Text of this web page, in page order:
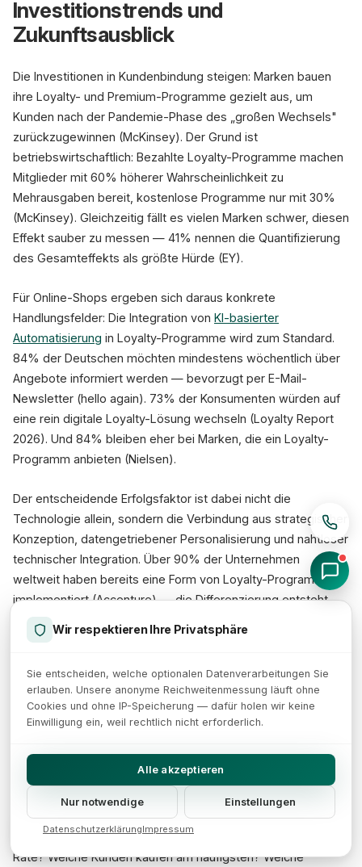
Investitionstrends und
Zukunftsausblick
Die Investitionen in Kundenbindung steigen: Marken bauen
ihre Loyalty- und Premium-Programme gezielt aus, um
Kunden nach der Pandemie-Phase des „großen Wechsels"
zurückzugewinnen (McKinsey). Der Grund ist
betriebswirtschaftlich: Bezahlte Loyalty-Programme machen
Mitglieder mit 60% höherer Wahrscheinlichkeit zu
Mehrausgaben bereit, kostenlose Programme nur mit 30%
(McKinsey). Gleichzeitig fällt es vielen Marken schwer, diesen
Effekt sauber zu messen — 41% nennen die Quantifizierung
des Gesamteffekts als größte Hürde (EY).
Für Online-Shops ergeben sich daraus konkrete
Handlungsfelder: Die Integration von KI-basierter
Automatisierung in Loyalty-Programme wird zum Standard.
84% der Deutschen möchten mindestens wöchentlich über
Angebote informiert werden — bevorzugt per E-Mail-
Newsletter (hello again). 73% der Konsumenten würden auf
eine rein digitale Loyalty-Lösung wechseln (Loyalty Report
2026). Und 84% bleiben eher bei Marken, die ein Loyalty-
Programm anbieten (Nielsen).
Der entscheidende Erfolgsfaktor ist dabei nicht die
Technologie allein, sondern die Verbindung aus strategischer
Konzeption, datengetriebener Personalisierung und nahtloser
technischer Integration. Über 90% der Unternehmen
weltweit haben bereits eine Form von Loyalty-Programm
implementiert (Accenture) — die Differenzierung entsteht
durch die Qualität der Umsetzung. Die Zusammenarbeit mit
spezialisierten E-Commerce-Partnern
Handlungsempfehlungen für den Einstieg
mit einem komplexen Stufenprogramm beginnen. Viele
erfolgreiche Programme starten mit einem einfachen
Punktesystem und entwickeln sich schrittweise weiter. Der
entscheidende erste Schritt ist die Analyse der vorhandenen
Kundendaten: Wie hoch ist Ihre aktuelle Repeat-Customer-
Rate? Welche Kunden kaufen am häufigsten? Welche
Wir respektieren Ihre Privatsphäre
Sie entscheiden, welche optionalen Datenverarbeitungen Sie
erlauben. Unsere anonyme Reichweitenmessung läuft ohne
Cookies und ohne IP-Speicherung — dafür holen wir keine
Einwilligung ein, weil rechtlich nicht erforderlich.
Alle akzeptieren
Nur notwendige Einstellungen
DatenschutzerklärungImpressum